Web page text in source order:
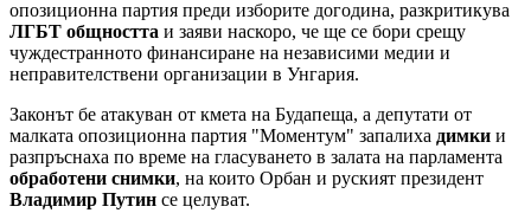
опозиционна партия преди изборите догодина, разкритикува
ЛГБТ общността и заяви наскоро, че ще се бори срещу
чуждестранното финансиране на независими медии и
неправителствени организации в Унгария.
Законът бе атакуван от кмета на Будапеща, а депутати от
малката опозиционна партия "Моментум" запалиха димки и
разпръснаха по време на гласуването в залата на парламента
обработени снимки, на които Орбан и руският президент
Владимир Путин се целуват.